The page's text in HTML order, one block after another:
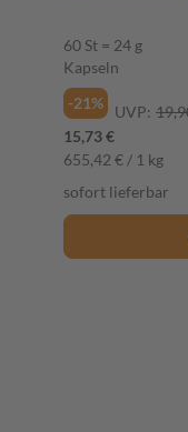
60 St = 24 g
Kapseln
-21%
UVP:
15,73 €
655,42 € / 1 kg
sofort lieferbar